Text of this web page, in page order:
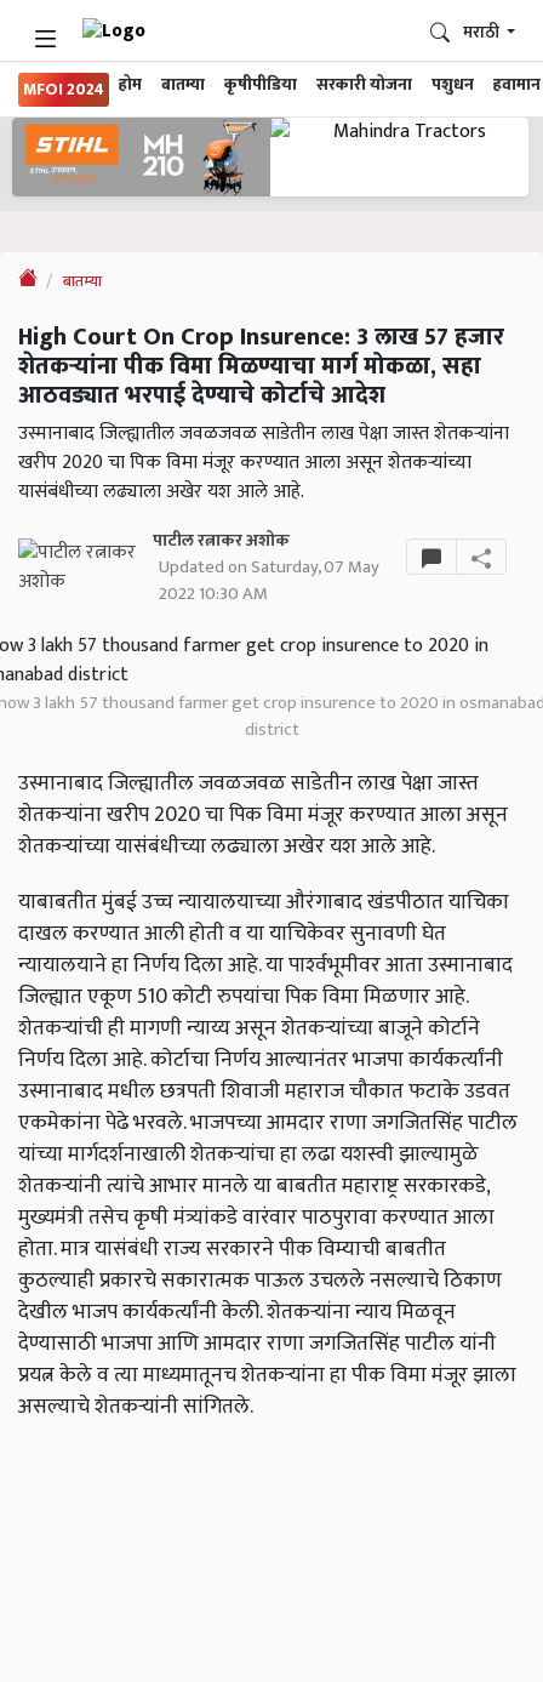
MFOI 2024 होम बातम्या कृषीपीडिया सरकारी योजना पशुधन हवामान
मराठी
बातम्या
High Court On Crop Insurence: 3 लाख 57 हजार
शेतकऱ्यांना पीक विमा मिळण्याचा मार्ग मोकळा, सहा
आठवड्यात भरपाई देण्याचे कोर्टाचे आदेश
उस्मानाबाद जिल्ह्यातील जवळजवळ साडेतीन लाख पेक्षा जास्त शेतकऱ्यांना
खरीप 2020 चा पिक विमा मंजूर करण्यात आला असून शेतकऱ्यांच्या
यासंबंधीच्या लढ्याला अखेर यश आले आहे.
पाटील रत्नाकर अशोक
Updated on Saturday, 07 May
2022 10:30 AM
3 lakh 57 thousand farmer get crop insurence to 2020 in
district
उस्मानाबाद जिल्ह्यातील जवळजवळ साडेतीन लाख पेक्षा जास्त
शेतकऱ्यांना खरीप 2020 चा पिक विमा मंजूर करण्यात आला असून
शेतकऱ्यांच्या यासंबंधीच्या लढ्याला अखेर यश आले आहे.
याबाबतीत मुंबई उच्च न्यायालयाच्या औरंगाबाद खंडपीठात याचिका
दाखल करण्यात आली होती व या याचिकेवर सुनावणी घेत
न्यायालयाने हा निर्णय दिला आहे. या पार्श्‍वभूमीवर आता उस्मानाबाद
जिल्ह्यात एकूण 510 कोटी रुपयांचा पिक विमा मिळणार आहे.
शेतकऱ्यांची ही मागणी न्याय्य असून शेतकऱ्यांच्या बाजूने कोर्टाने
निर्णय दिला आहे. कोर्टाचा निर्णय आल्यानंतर भाजपा कार्यकर्त्यांनी
उस्मानाबाद मधील छत्रपती शिवाजी महाराज चौकात फटाके उडवत
एकमेकांना पेढे भरवले. भाजपच्या आमदार राणा जगजितसिंह पाटील
यांच्या मार्गदर्शनाखाली शेतकऱ्यांचा हा लढा यशस्वी झाल्यामुळे
शेतकऱ्यांनी त्यांचे आभार मानले या बाबतीत महाराष्ट्र सरकारकडे,
मुख्यमंत्री तसेच कृषी मंत्र्यांकडे वारंवार पाठपुरावा करण्यात आला
होता. मात्र यासंबंधी राज्य सरकारने पीक विम्याची बाबतीत
कुठल्याही प्रकारचे सकारात्मक पाऊल उचलले नसल्याचे ठिकाण
देखील भाजप कार्यकर्त्यांनी केली. शेतकऱ्यांना न्याय मिळवून
देण्यासाठी भाजपा आणि आमदार राणा जगजितसिंह पाटील यांनी
प्रयत्न केले व त्या माध्यमातूनच शेतकऱ्यांना हा पीक विमा मंजूर झाला
असल्याचे शेतकऱ्यांनी सांगितले.